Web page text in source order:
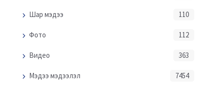
Шар мэдээ 110
Фото 112
Видео 363
Мэдээ мэдээлэл 7454